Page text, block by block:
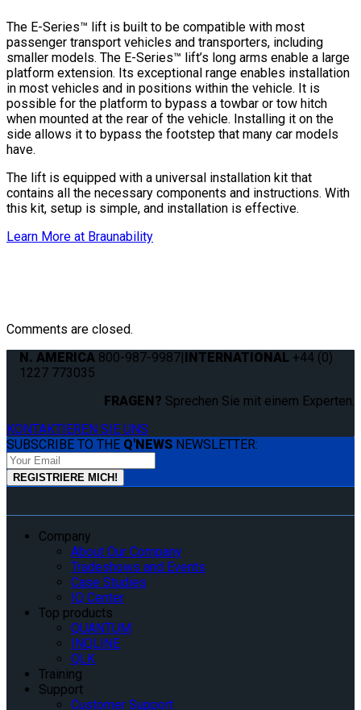
The E-Series™ lift is built to be compatible with most
passenger transport vehicles and transporters, including
smaller models. The E-Series™ lift’s long arms enable a large
platform extension. Its exceptional range enables installation
in most vehicles and in positions within the vehicle. It is
possible for the platform to bypass a towbar or tow hitch
when mounted at the rear of the vehicle. Installing it on the
side allows it to bypass the footstep that many car models
have.
The lift is equipped with a universal installation kit that
contains all the necessary components and instructions. With
this kit, setup is simple, and installation is effective.
Learn More at Braunability
Comments are closed.
N. AMERICA 800-987-9987|INTERNATIONAL +44 (0)
1227 773035
FRAGEN? Sprechen Sie mit einem Experten.
KONTAKTIEREN SIE UNS
SUBSCRIBE TO THE Q'NEWS NEWSLETTER:
Company
About Our Company
Tradeshows and Events
Case Studies
IQ Center
Top products
QUANTUM
INQLINE
QLK
Training
Support
Customer Support